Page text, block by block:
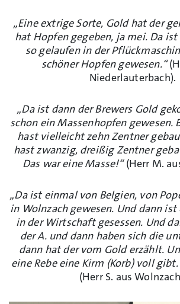
„Eine extrige Sorte, Gold hat der
hat Hopfen gegeben, ja mei. Da
so gelaufen in der
schöner Hopfen gewesen.“
Niederlauterbach).
„Da ist dann der Brewers Gold
schon ein Massenhopfen gewesen.
hast vielleicht zehn Zentner
hast zwanzig, dreißig Zentner
Das war eine Masse!“(Herr M.
„Da ist einmal von Belgien, von
in Wolnzach gewesen. Und dann
in der Wirtschaft gesessen. Und
der A. und dann haben sich die
dann hat der vom Gold erzählt.
eine Rebe eine Kirm (Korb) voll
(Herr S. aus